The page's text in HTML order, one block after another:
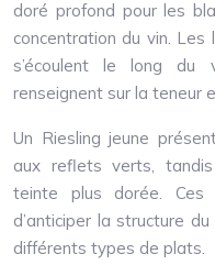
doré profond pour les
concentration du vin.
s’écoulent le long du
renseignent sur la teneur
Un Riesling jeune
aux reflets verts, tandis
teinte plus dorée. Ces
d’anticiper la structure
différents types de plats.